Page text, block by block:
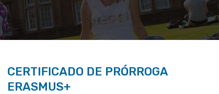
CERTIFICADO DE PRÓRROGA
ERASMUS+